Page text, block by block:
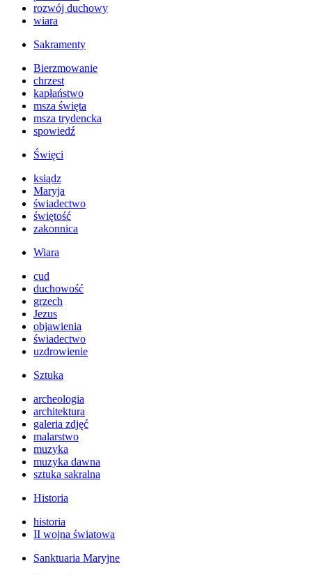
rozwój duchowy
wiara
Sakramenty
Bierzmowanie
chrzest
kapłaństwo
msza święta
msza trydencka
spowiedź
Święci
ksiądz
Maryja
świadectwo
świętość
zakonnica
Wiara
cud
duchowość
grzech
Jezus
objawienia
świadectwo
uzdrowienie
Sztuka
archeologia
architektura
galeria zdjęć
malarstwo
muzyka
muzyka dawna
sztuka sakralna
Historia
historia
II wojna światowa
Sanktuaria Maryjne